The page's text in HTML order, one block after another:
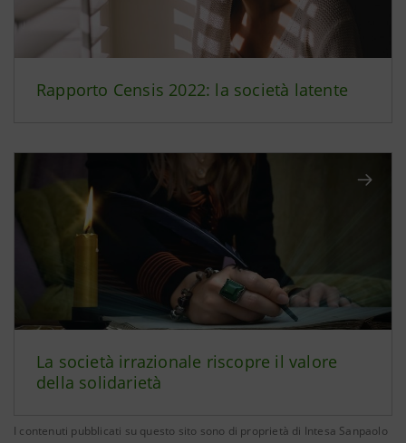
Rapporto Censis 2022: la società latente
La società irrazionale riscopre il valore
della solidarietà
I contenuti pubblicati su questo sito sono di proprietà di Intesa Sanpaolo